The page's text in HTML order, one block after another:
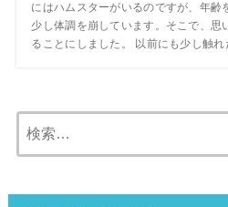
にはハムスターがいるのですが、年齢
少し体調を崩しています。そこで、思
ることにしました。 以前にも少し触れ
索: